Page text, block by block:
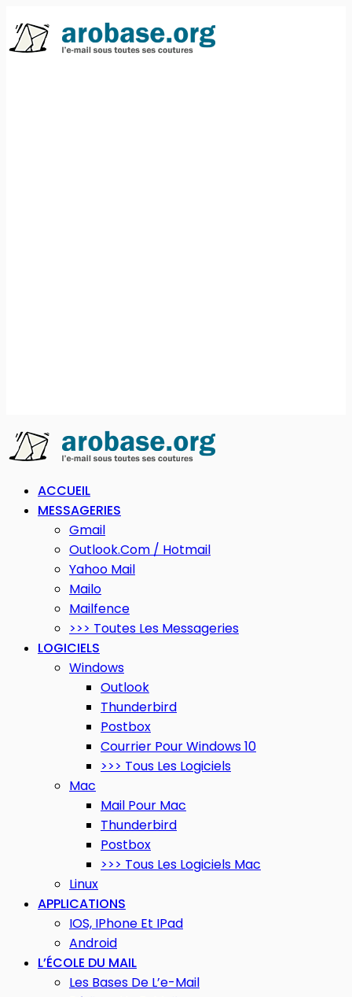
ACCUEIL
MESSAGERIES
Gmail
Outlook.com / Hotmail
Yahoo Mail
Mailo
Mailfence
>>> Toutes Les Messageries
LOGICIELS
Windows
Outlook
Thunderbird
Postbox
Courrier Pour Windows 10
>>> Tous Les Logiciels
Mac
Mail Pour Mac
Thunderbird
Postbox
>>> Tous Les Logiciels Mac
Linux
APPLICATIONS
IOS, IPhone Et IPad
Android
L’ÉCOLE DU MAIL
Les Bases De L’e-Mail